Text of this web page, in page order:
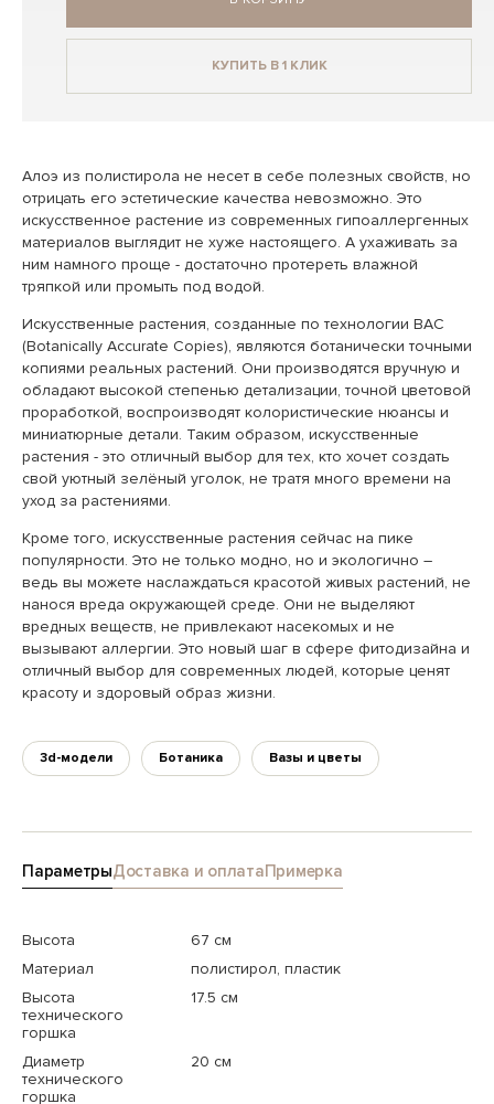
КУПИТЬ В 1 КЛИК
Алоэ из полистирола не несет в себе полезных свойств, но
отрицать его эстетические качества невозможно. Это
искусственное растение из современных гипоаллергенных
материалов выглядит не хуже настоящего. А ухаживать за
ним намного проще - достаточно протереть влажной
тряпкой или промыть под водой.
Искусственные растения, созданные по технологии ВAС
(Botanically Accurate Copies), являются ботанически точными
копиями реальных растений. Они производятся вручную и
обладают высокой степенью детализации, точной цветовой
проработкой, воспроизводят колористические нюансы и
миниатюрные детали. Таким образом, искусственные
растения - это отличный выбор для тех, кто хочет создать
свой уютный зелёный уголок, не тратя много времени на
уход за растениями.
Кроме того, искусственные растения сейчас на пике
популярности. Это не только модно, но и экологично –
ведь вы можете наслаждаться красотой живых растений, не
нанося вреда окружающей среде. Они не выделяют
вредных веществ, не привлекают насекомых и не
вызывают аллергии. Это новый шаг в сфере фитодизайна и
отличный выбор для современных людей, которые ценят
красоту и здоровый образ жизни.
3d-модели Ботаника Вазы и цветы
ПараметрыДоставка и оплатаПримерка
Высота
67 см
Материал
полистирол, пластик
Высота
технического
горшка
17.5 см
Диаметр
технического
горшка
20 см